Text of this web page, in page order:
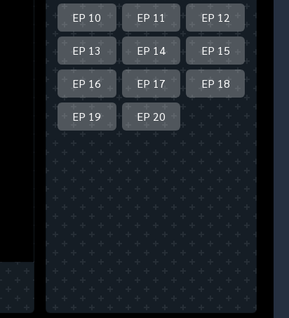
EP 10 EP 11 EP 12
EP 13 EP 14 EP 15
EP 16 EP 17 EP 18
EP 19 EP 20